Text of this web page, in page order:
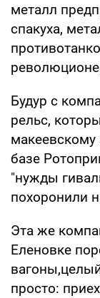
металл
спакуха,
Будур с
рельс,
макеевскому
базе
"нужды
похоронили
Эта же
Еленовке
просто: